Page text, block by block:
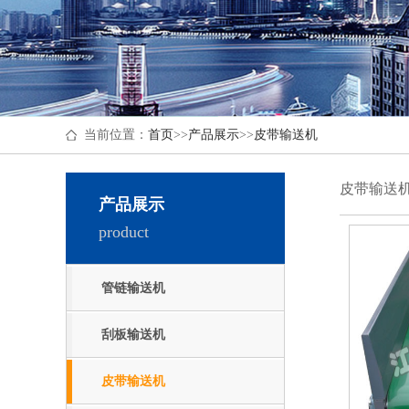
当前位置： 首页>>产品展示>>皮带输送机
产品展示
product
管链输送机
刮板输送机
皮带输送机
皮带输送